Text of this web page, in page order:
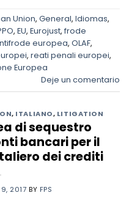
Union, General, Idiomas,
, EU, Eurojust, frode
europea, OLAF,
, reati penali europei,
Europea
Deje un comentario
, ITALIANO, LITIGATION
di sequestro
bancari per il
dei crediti
9, 2017 BY FPS